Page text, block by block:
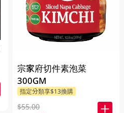
宗家府切件素泡菜
300GM
指定分類享$13換購
$55.00